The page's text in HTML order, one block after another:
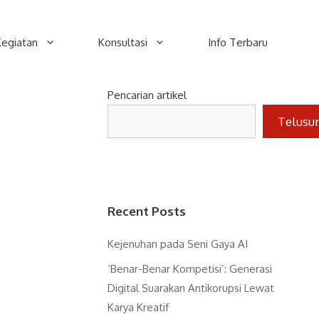
Konsultasi Info Terbaru
Pencarian artikel
Telusur
Recent Posts
Kejenuhan pada Seni Gaya AI
‘Benar-Benar Kompetisi’: Generasi
Digital Suarakan Antikorupsi Lewat
Karya Kreatif